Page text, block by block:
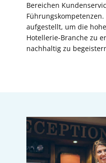
Bereichen
aufgestellt, um die
Hotellerie-Branche zu
nachhaltig zu